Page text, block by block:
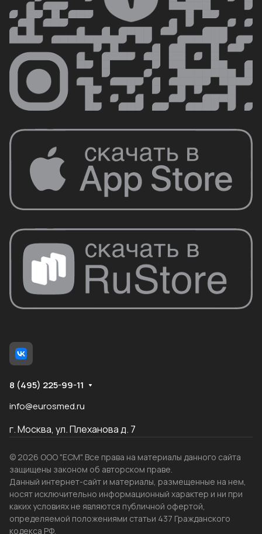
8 (495) 225-99-11
info@eurosmed.ru
г. Москва, ул. Плеханова д. 7
© 2026 ООО "ЕСМ". Все права на материалы данного сайта
защищены законом об авторском праве.
Данный интернет-сайт и материалы, размещенные на нем,
носят исключительно информационный характер и ни при
каких условиях не являются публичной офертой,
определяемой положениями статьи 437 Гражданского
кодекса РФ.